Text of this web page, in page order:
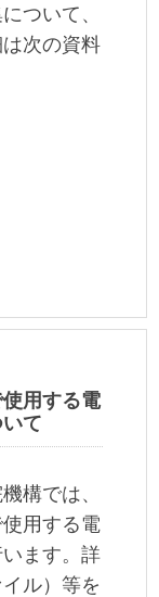
ついて、
次の資料
用する電
て
構では、
用する電
ます。詳
ル）等を